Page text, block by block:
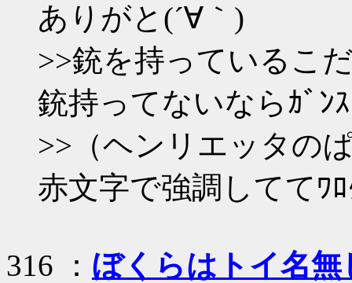
ありがと(´∀｀)
>>銃を持っているこ
銃持ってないならｶﾞﾝ
>>（ヘンリエッタの
赤文字で強調しててﾜ
316 ： ぼくらはトイ名無